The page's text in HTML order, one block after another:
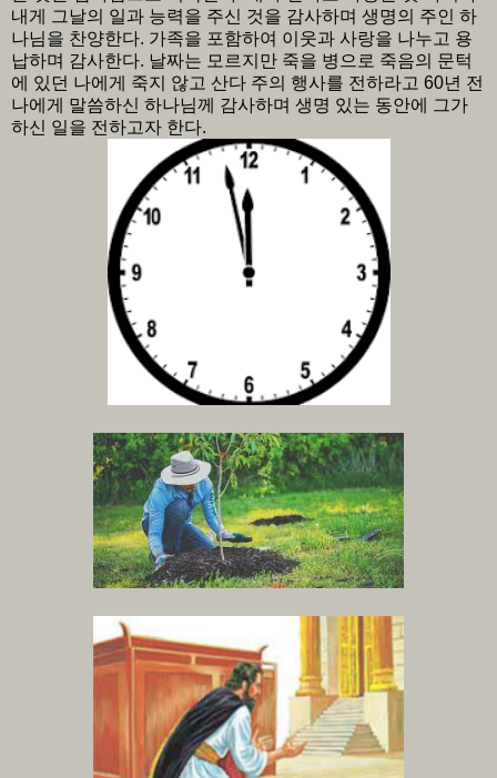
내게 그날의 일과 능력을 주신 것을 감사하며 생명의 주인 하
나님을 찬양한다. 가족을 포함하여 이웃과 사랑을 나누고 용
납하며 감사한다. 날짜는 모르지만 죽을 병으로 죽음의 문턱
에 있던 나에게 죽지 않고 산다 주의 행사를 전하라고 60년 전
나에게 말씀하신 하나님께 감사하며 생명 있는 동안에 그가
하신 일을 전하고자 한다.